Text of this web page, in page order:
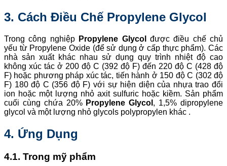
3. Cách Điều Chế Propylene Glycol
Trong công nghiệp Propylene Glycol
được điều chế chủ
yếu từ Propylene Oxide (để sử dụng ở cấp thực phẩm). Các
nhà sản xuất khác nhau sử dụng quy trình nhiệt độ cao
không xúc tác ở 200 độ C (392 độ F) đến 220 độ C (428 độ
F) hoặc phương pháp xúc tác, tiến hành ở 150 độ C (302 độ
F) 180 độ C (356 độ F) với sự hiện diện của nhựa trao đổi
ion hoặc một lượng nhỏ axit sulfuric hoặc kiềm. Sản phẩm
cuối cùng chứa 20% Propylene Glycol , 1,5% dipropylene
glycol và một lượng nhỏ glycols polypropylen khác .
4. Ứng Dụng
4.1. Trong mỹ phẩm